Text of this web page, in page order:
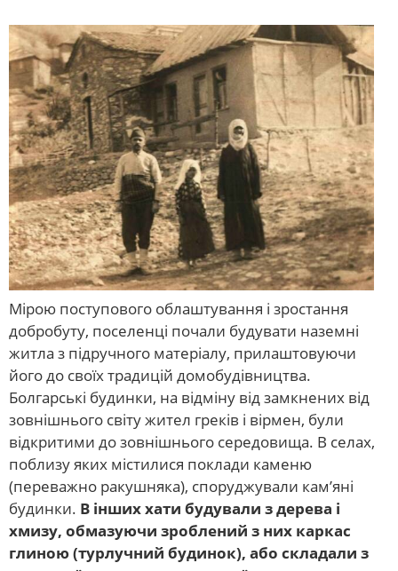
Мірою поступового облаштування і зростання
добробуту, поселенці почали будувати наземні
житла з підручного матеріалу, прилаштовуючи
його до своїх традицій домобудівництва.
Болгарські будинки, на відміну від замкнених від
зовнішнього світу жител греків і вірмен, були
відкритими до зовнішнього середовища. В селах,
поблизу яких містилися поклади каменю
(переважно ракушняка), споруджували кам’яні
будинки. В інших хати будували з дерева і
хмизу, обмазуючи зроблений з них каркас
глиною (турлучний будинок), або складали з